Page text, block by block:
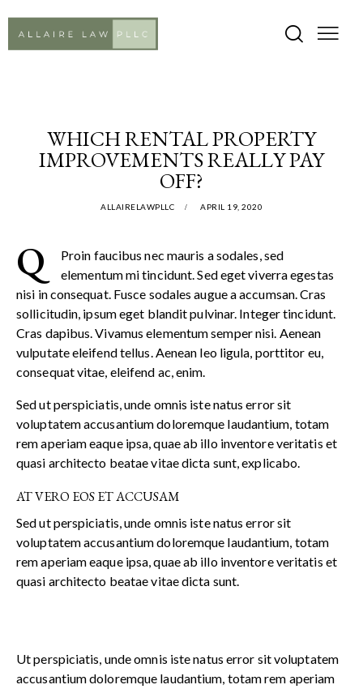
WHICH RENTAL PROPERTY
IMPROVEMENTS REALLY PAY
OFF?
ALLAIRELAWPLLC APRIL 19, 2020
Q
Proin faucibus nec mauris a sodales, sed
elementum mi tincidunt. Sed eget viverra egestas
nisi in consequat. Fusce sodales augue a accumsan. Cras
sollicitudin, ipsum eget blandit pulvinar. Integer tincidunt.
Cras dapibus. Vivamus elementum semper nisi. Aenean
vulputate eleifend tellus. Aenean leo ligula, porttitor eu,
consequat vitae, eleifend ac, enim.
Sed ut perspiciatis, unde omnis iste natus error sit
voluptatem accusantium doloremque laudantium, totam
rem aperiam eaque ipsa, quae ab illo inventore veritatis et
quasi architecto beatae vitae dicta sunt, explicabo.
AT VERO EOS ET ACCUSAM
Sed ut perspiciatis, unde omnis iste natus error sit
voluptatem accusantium doloremque laudantium, totam
rem aperiam eaque ipsa, quae ab illo inventore veritatis et
quasi architecto beatae vitae dicta sunt.
Ut perspiciatis, unde omnis iste natus error sit voluptatem
accusantium doloremque laudantium, totam rem aperiam